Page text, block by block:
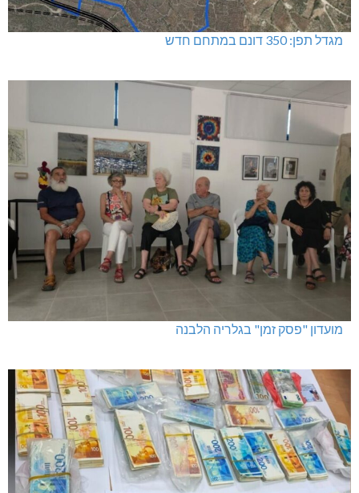
מגדל תפן: 350 דונם במתחם חדש
מועדון "פסק זמן" בגלריה הלבנה